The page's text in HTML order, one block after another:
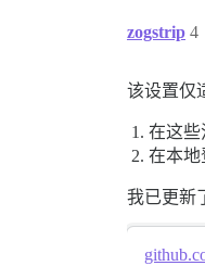
zogstrip 4
该设置仅
在这些
在本地
我已更新